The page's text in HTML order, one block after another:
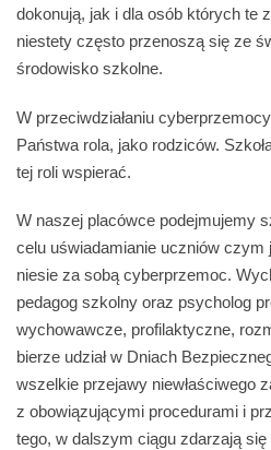
dokonują, jak i dla osób których te
niestety często przenoszą się ze
środowisko szkolne.
W przeciwdziałaniu
Państwa rola, jako rodziców.
tej roli wspierać.
W naszej placówce podejmujemy
celu uświadamianie uczniów czym
niesie za sobą cyberprzemoc.
pedagog szkolny oraz psycholog
wychowawcze, profilaktyczne,
bierze udział w Dniach
wszelkie przejawy niewłaściwego
z obowiązującymi procedurami i
tego, w dalszym ciągu zdarzają